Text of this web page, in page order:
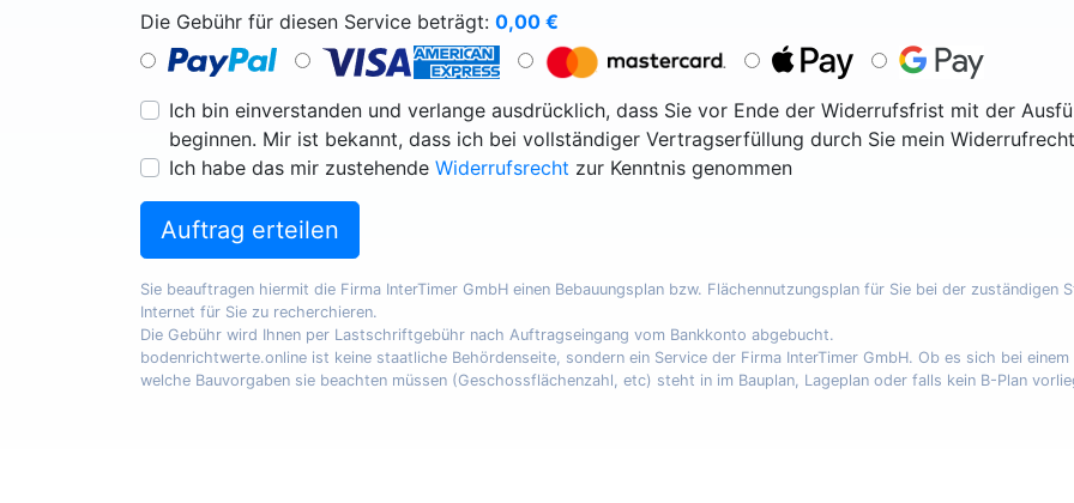
Die Gebühr für diesen Service beträgt: 0,00 €
Ich bin einverstanden und verlange ausdrücklich, dass Sie vor Ende der Widerrufsfrist mit der
beginnen. Mir ist bekannt, dass ich bei vollständiger Vertragserfüllung durch Sie mein
Ich habe das mir zustehende Widerrufsrecht zur Kenntnis genommen
Auftrag erteilen
Sie beauftragen hiermit die Firma InterTimer GmbH einen Bebauungsplan bzw. Flächennutzungsplan für Sie bei der
Internet für Sie zu recherchieren.
Die Gebühr wird Ihnen per Lastschriftgebühr nach Auftragseingang vom Bankkonto abgebucht.
bodenrichtwerte.online ist keine staatliche Behördenseite, sondern ein Service der Firma InterTimer GmbH. Ob es sich bei
welche Bauvorgaben sie beachten müssen (Geschossflächenzahl, etc) steht in im Bauplan, Lageplan oder falls kein B-Plan